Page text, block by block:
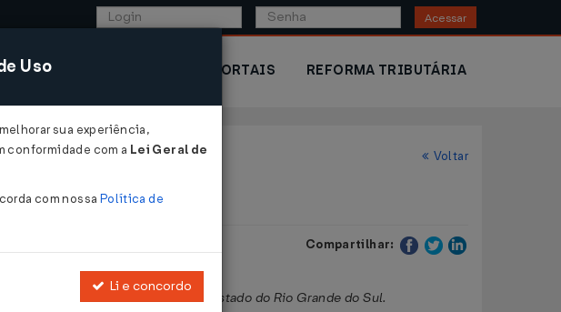
Acessar
COMÉRCIO EXTERIOR PORTAIS REFORMA TRIBUTÁRIA
Voltar
Compartilhar:
documentos fiscais vigentes no Estado do Rio Grande do Sul.
Uso
sua experiência,
conformidade com a Lei Geral de
com nossa Política de
Li e concordo